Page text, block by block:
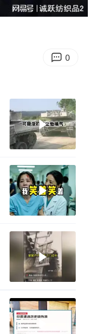
08:39
Enter
0